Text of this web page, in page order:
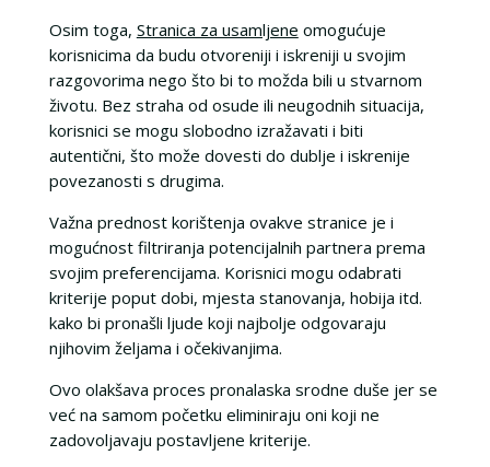
Osim toga, Stranica za usamljene omogućuje
korisnicima da budu otvoreniji i iskreniji u svojim
razgovorima nego što bi to možda bili u stvarnom
životu. Bez straha od osude ili neugodnih situacija,
korisnici se mogu slobodno izražavati i biti
autentični, što može dovesti do dublje i iskrenije
povezanosti s drugima.
Važna prednost korištenja ovakve stranice je i
mogućnost filtriranja potencijalnih partnera prema
svojim preferencijama. Korisnici mogu odabrati
kriterije poput dobi, mjesta stanovanja, hobija itd.
kako bi pronašli ljude koji najbolje odgovaraju
njihovim željama i očekivanjima.
Ovo olakšava proces pronalaska srodne duše jer se
već na samom početku eliminiraju oni koji ne
zadovoljavaju postavljene kriterije.